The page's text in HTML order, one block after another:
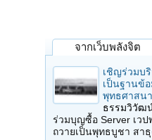
จากเว็บพลังจิต
เชิญร่วมบ
เป็นฐานข้อ
พุทธศาสนา
ธรรมวิวัฒ
ร่วมบุญซื้อ Server เวป
ถวายเป็นพุทธบูชา สา